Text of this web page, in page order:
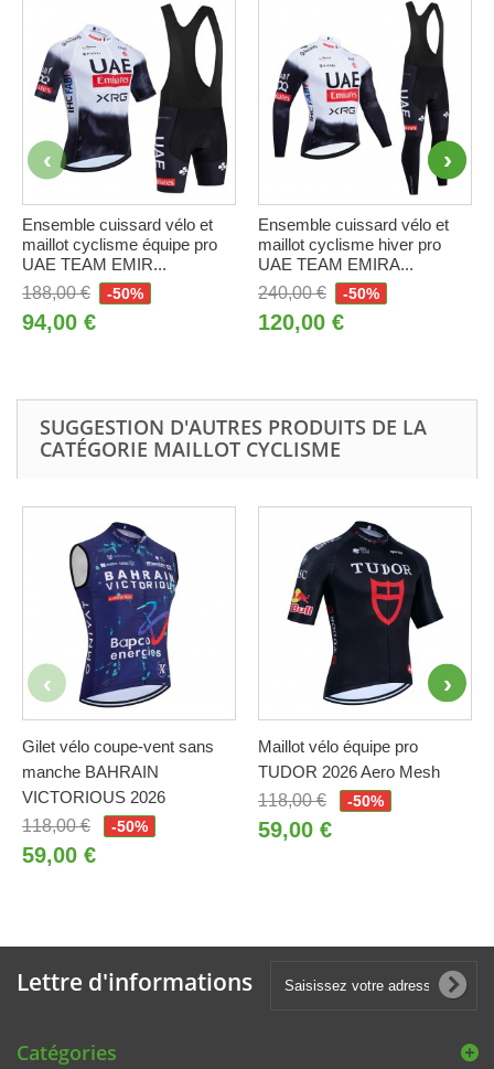
Ensemble cuissard vélo et
maillot cyclisme équipe pro
UAE TEAM EMIR...
188,00 €
-50%
94,00 €
Ensemble cuissard vélo et
maillot cyclisme hiver pro
UAE TEAM EMIRA...
240,00 €
-50%
120,00 €
SUGGESTION D'AUTRES PRODUITS DE LA
CATÉGORIE MAILLOT CYCLISME
Gilet vélo coupe-vent sans
manche BAHRAIN
VICTORIOUS 2026
118,00 €
-50%
59,00 €
Maillot vélo équipe pro
TUDOR 2026 Aero Mesh
118,00 €
-50%
59,00 €
Lettre d'informations
Catégories